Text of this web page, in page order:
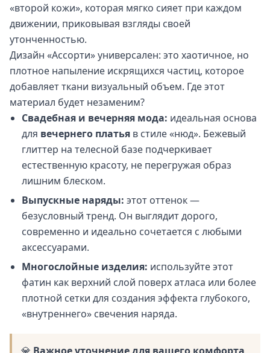
«второй кожи», которая мягко сияет при каждом
движении, приковывая взгляды своей
утонченностью.
Дизайн «Ассорти» универсален: это хаотичное, но
плотное напыление искрящихся частиц, которое
добавляет ткани визуальный объем. Где этот
материал будет незаменим?
Свадебная и вечерняя мода: идеальная основа
для вечернего платья в стиле «нюд». Бежевый
глиттер на телесной базе подчеркивает
естественную красоту, не перегружая образ
лишним блеском.
Выпускные наряды: этот оттенок —
безусловный тренд. Он выглядит дорого,
современно и идеально сочетается с любыми
аксессуарами.
Многослойные изделия: используйте этот
фатин как верхний слой поверх атласа или более
плотной сетки для создания эффекта глубокого,
«внутреннего» свечения наряда.
💎 Важное уточнение для вашего комфорта